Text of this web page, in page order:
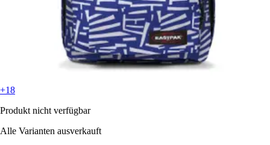
+18
Produkt nicht verfügbar
Alle Varianten ausverkauft